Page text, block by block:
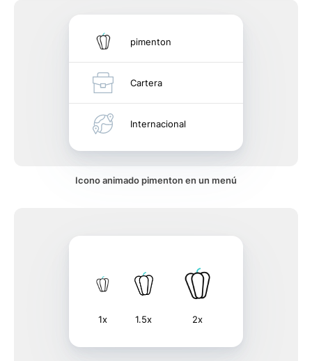
pimenton
Cartera
Internacional
Icono animado pimenton en un menú
1x 1.5x 2x